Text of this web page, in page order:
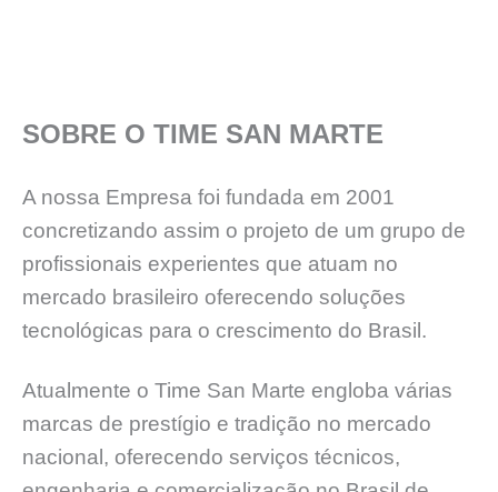
SOBRE O TIME SAN MARTE
A nossa Empresa foi fundada em 2001
concretizando assim o projeto de um grupo de
profissionais experientes que atuam no
mercado brasileiro oferecendo soluções
tecnológicas para o crescimento do Brasil.
Atualmente o Time San Marte engloba várias
marcas de prestígio e tradição no mercado
nacional, oferecendo serviços técnicos,